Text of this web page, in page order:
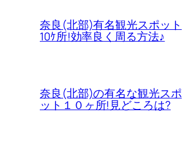
奈良(北部)有名観光スポット
10ｹ所!効率良く周る方法♪
奈良(北部)の有名な観光スポ
ット１０ヶ所!見どころは?